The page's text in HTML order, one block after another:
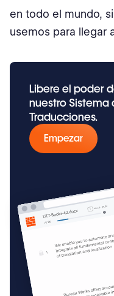
en todo el mundo,
usemos para llegar
Libere el poder
nuestro Sistema
Traducciones.
Empezar